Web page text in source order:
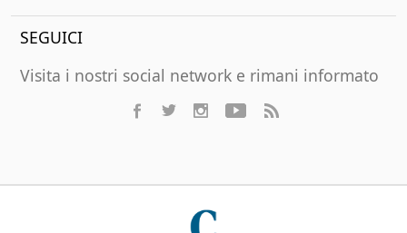
SEGUICI
Visita i nostri social network e rimani informato